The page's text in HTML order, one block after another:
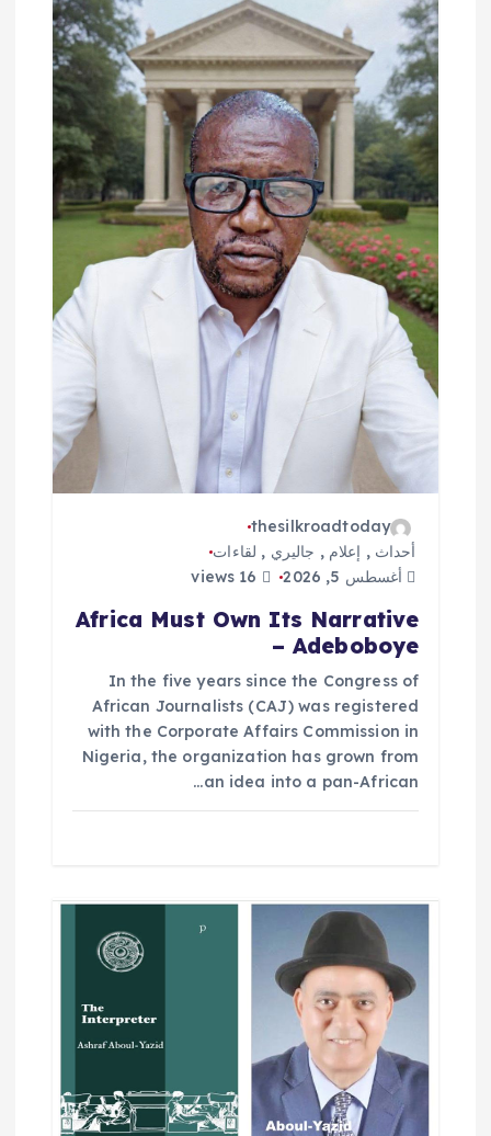
ت
thesilkroadtoday
أحداث , إعلام , جاليري , لقاءات
أغسطس 5, 2026
Africa Must Own Its Narrative
– Adeboboye
In the five years since the Congress of
African Journalists (CAJ) was registered
with the Corporate Affairs Commission in
Nigeria, the organization has grown from
an idea into a pan-African…